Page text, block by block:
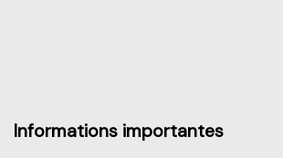
Informations importantes